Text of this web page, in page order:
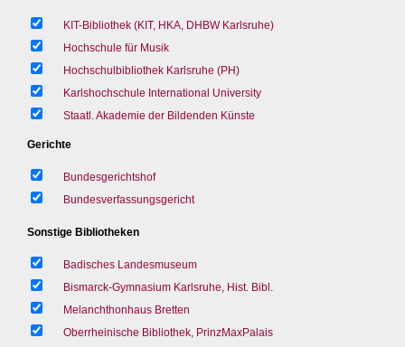
KIT-Bibliothek (KIT, HKA, DHBW Karlsruhe)
Hochschule für Musik
Hochschulbibliothek Karlsruhe (PH)
Karlshochschule International University
Staatl. Akademie der Bildenden Künste
Gerichte
Bundesgerichtshof
Bundesverfassungsgericht
Sonstige Bibliotheken
Badisches Landesmuseum
Bismarck-Gymnasium Karlsruhe, Hist. Bibl.
Melanchthonhaus Bretten
Oberrheinische Bibliothek, PrinzMaxPalais